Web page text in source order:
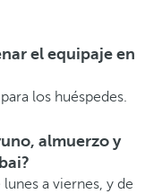
el equipaje en
los huéspedes.
almuerzo y
a viernes, y de